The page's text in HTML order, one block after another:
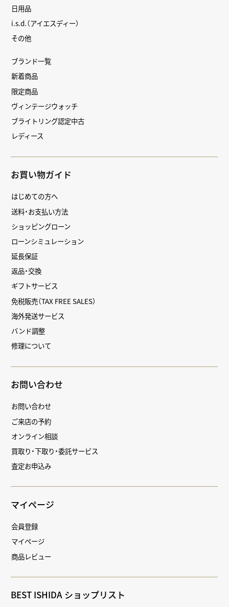
日用品
i.s.d.（アイエスディー）
その他
ブランド一覧
新着商品
限定商品
ヴィンテージウォッチ
ブライトリング認定中古
レディース
お買い物ガイド
はじめての方へ
送料・お支払い方法
ショッピングローン
ローンシミュレーション
延長保証
返品・交換
ギフトサービス
免税販売（TAX FREE SALES）
海外発送サービス
バンド調整
修理について
お問い合わせ
お問い合わせ
ご来店の予約
オンライン相談
買取り・下取り・委託サービス
査定お申込み
マイページ
会員登録
マイページ
商品レビュー
BEST ISHIDA ショップリスト